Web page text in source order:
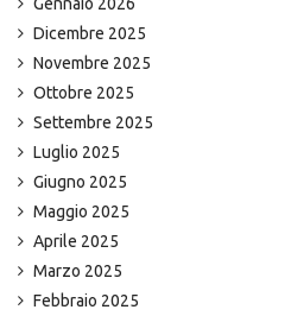
Dicembre 2025
Novembre 2025
Ottobre 2025
Settembre 2025
Luglio 2025
Giugno 2025
Maggio 2025
Aprile 2025
Marzo 2025
Febbraio 2025